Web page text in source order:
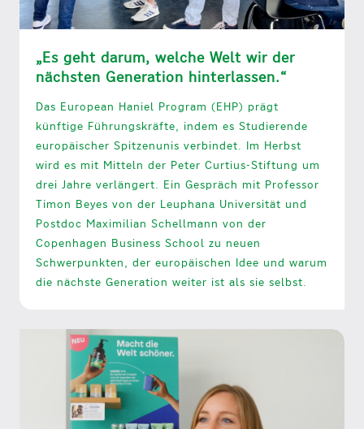
„Es geht darum, welche Welt wir der
nächsten Generation hinterlassen.“
Das European Haniel Program (EHP) prägt
künftige Führungskräfte, indem es Studierende
europäischer Spitzenunis verbindet. Im Herbst
wird es mit Mitteln der Peter Curtius-Stiftung um
drei Jahre verlängert. Ein Gespräch mit Professor
Timon Beyes von der Leuphana Universität und
Postdoc Maximilian Schellmann von der
Copenhagen Business School zu neuen
Schwerpunkten, der europäischen Idee und warum
die nächste Generation weiter ist als sie selbst.